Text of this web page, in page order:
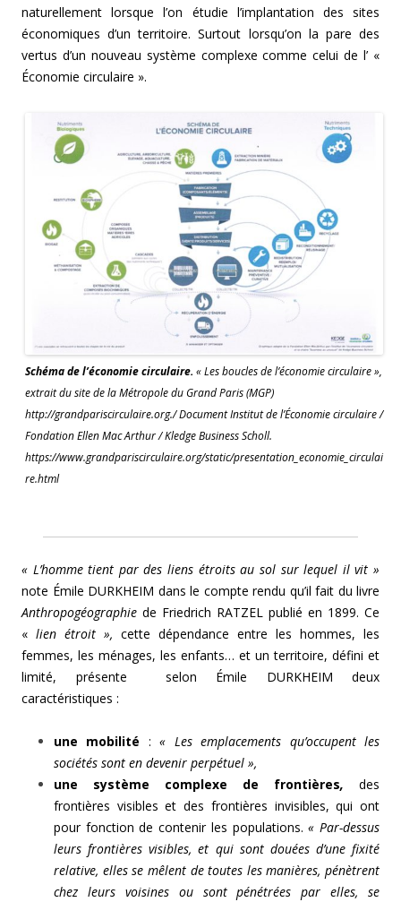
naturellement lorsque l’on étudie l’implantation des sites
économiques d’un territoire. Surtout lorsqu’on la pare des
vertus d’un nouveau système complexe comme celui de l’ «
Économie circulaire ».
Schéma de l’économie circulaire.« Les boucles de l’économie circulaire »,
extrait du site de la Métropole du Grand Paris (MGP)
http://grandpariscirculaire.org./ Document Institut de l’Économie circulaire /
Fondation Ellen Mac Arthur / Kledge Business Scholl.
https://www.grandpariscirculaire.org/static/presentation_economie_circulai
re.html
« L’homme tient par des liens étroits au sol sur lequel il vit »
note Émile DURKHEIM dans le compte rendu qu’il fait du livre
Anthropogéographie de Friedrich RATZEL publié en 1899. Ce
« lien étroit », cette dépendance entre les hommes, les
femmes, les ménages, les enfants… et un territoire, défini et
limité, présente selon Émile DURKHEIM deux
caractéristiques :
une mobilité :« Les emplacements qu’occupent les
sociétés sont en devenir perpétuel »,
une système complexe de frontières,
des
frontières visibles et des frontières invisibles, qui ont
pour fonction de contenir les populations.« Par-dessus
leurs frontières visibles, et qui sont douées d’une fixité
relative, elles se mêlent de toutes les manières, pénètrent
chez leurs voisines ou sont pénétrées par elles, se